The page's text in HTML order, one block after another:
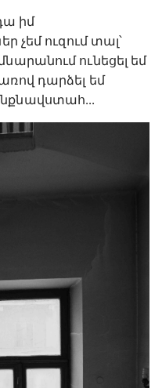
իմ
չեմ ուզում տալ՝
ունեցել եմ
դարձել եմ